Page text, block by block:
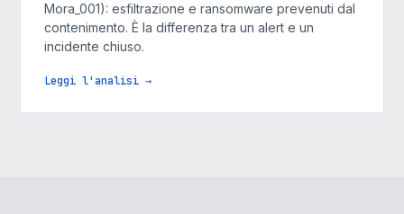
Mora_001): esfiltrazione e ransomware prevenuti dal
contenimento. È la differenza tra un alert e un
incidente chiuso.
Leggi l'analisi →